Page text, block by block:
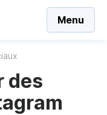
Menu
des